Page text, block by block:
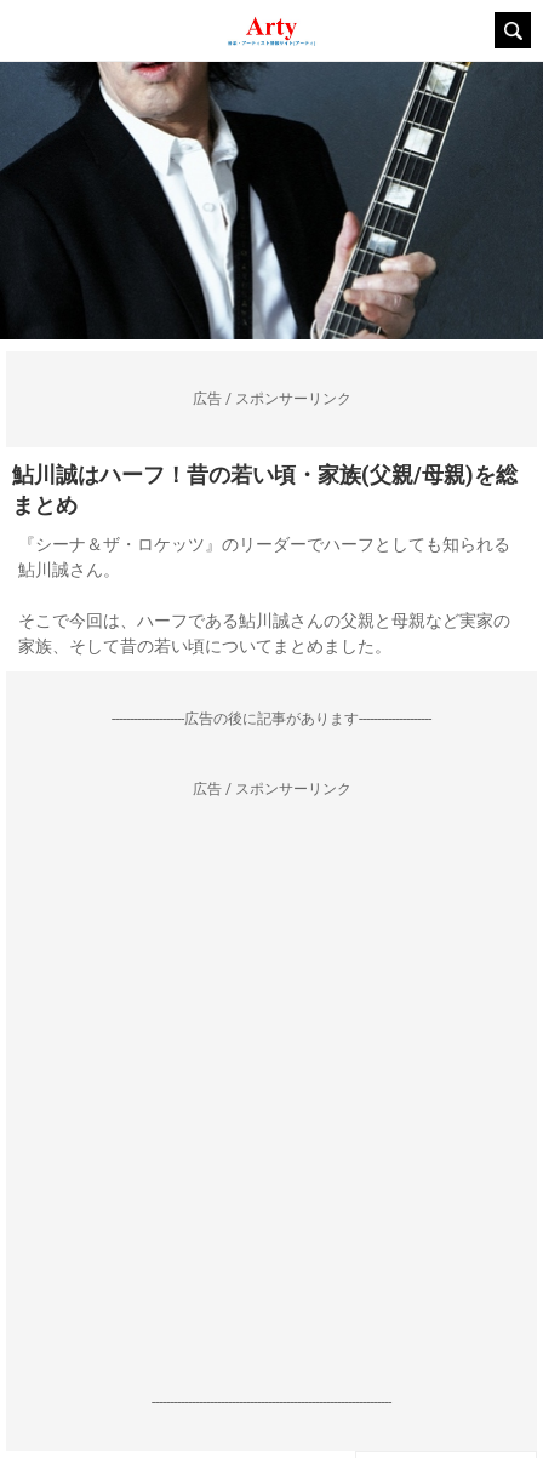
広告 / スポンサーリンク
鮎川誠はハーフ！昔の若い頃・家族(父親/母親)を総
まとめ
『シーナ＆ザ・ロケッツ』のリーダーでハーフとしても知られる
鮎川誠さん。
そこで今回は、ハーフである鮎川誠さんの父親と母親など実家の
家族、そして昔の若い頃についてまとめました。
--------------------広告の後に記事があります--------------------
広告 / スポンサーリンク
------------------------------------------------------------------